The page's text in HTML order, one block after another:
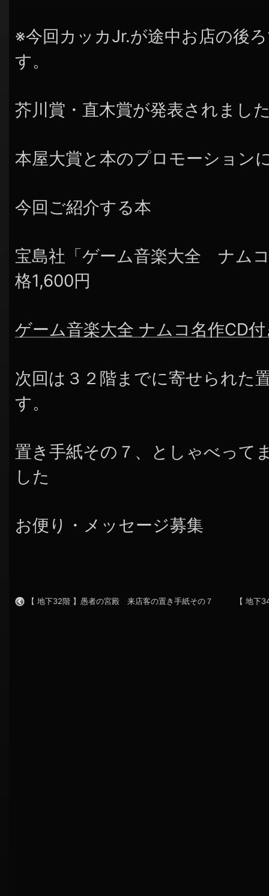
※今回カッカJr.が途中お店の後
す。
芥川賞・直木賞が発表されまし
本屋大賞と本のプロモーション
今回ご紹介する本
宝島社「ゲーム音楽大全 ナム
格1,600円
ゲーム音楽大全 ナムコ名作CD
次回は３２階までに寄せられた
す。
置き手紙その７、としゃべって
した
お便り・メッセージ募集
【 地下32階 】愚者の宮殿 来店客の置き手紙その７ 【 地下